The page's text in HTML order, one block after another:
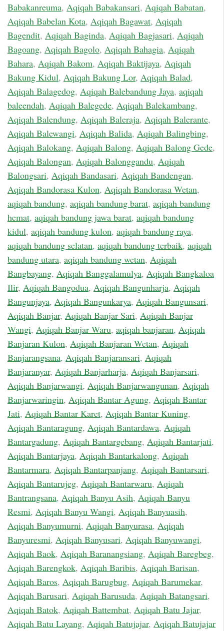
Babakanreuma, Aqiqah Babakansari, Aqiqah Babatan,
Aqiqah Babelan Kota, Aqiqah Bagawat, Aqiqah
Bagendit, Aqiqah Baginda, Aqiqah Bagjasari, Aqiqah
Bagoang, Aqiqah Bagolo, Aqiqah Bahagia, Aqiqah
Bahara, Aqiqah Bakom, Aqiqah Baktijaya, Aqiqah
Bakung Kidul, Aqiqah Bakung Lor, Aqiqah Balad,
Aqiqah Balagedog, Aqiqah Balebandung Jaya, aqiqah
baleendah, Aqiqah Balegede, Aqiqah Balekambang,
Aqiqah Balendung, Aqiqah Baleraja, Aqiqah Balerante,
Aqiqah Balewangi, Aqiqah Balida, Aqiqah Balingbing,
Aqiqah Balokang, Aqiqah Balong, Aqiqah Balong Gede,
Aqiqah Balongan, Aqiqah Balonggandu, Aqiqah
Balongsari, Aqiqah Bandasari, Aqiqah Bandengan,
Aqiqah Bandorasa Kulon, Aqiqah Bandorasa Wetan,
aqiqah bandung, aqiqah bandung barat, aqiqah bandung
hemat, aqiqah bandung jawa barat, aqiqah bandung
kidul, aqiqah bandung kulon, aqiqah bandung raya,
aqiqah bandung selatan, aqiqah bandung terbaik, aqiqah
bandung utara, aqiqah bandung wetan, Aqiqah
Bangbayang, Aqiqah Banggalamulya, Aqiqah Bangkaloa
Ilir, Aqiqah Bangodua, Aqiqah Bangunharja, Aqiqah
Bangunjaya, Aqiqah Bangunkarya, Aqiqah Bangunsari,
Aqiqah Banjar, Aqiqah Banjar Sari, Aqiqah Banjar
Wangi, Aqiqah Banjar Waru, aqiqah banjaran, Aqiqah
Banjaran Kulon, Aqiqah Banjaran Wetan, Aqiqah
Banjarangsana, Aqiqah Banjaransari, Aqiqah
Banjaranyar, Aqiqah Banjarharja, Aqiqah Banjarsari,
Aqiqah Banjarwangi, Aqiqah Banjarwangunan, Aqiqah
Banjarwaringin, Aqiqah Bantar Agung, Aqiqah Bantar
Jati, Aqiqah Bantar Karet, Aqiqah Bantar Kuning,
Aqiqah Bantaragung, Aqiqah Bantardawa, Aqiqah
Bantargadung, Aqiqah Bantargebang, Aqiqah Bantarjati,
Aqiqah Bantarjaya, Aqiqah Bantarkalong, Aqiqah
Bantarmara, Aqiqah Bantarpanjang, Aqiqah Bantarsari,
Aqiqah Bantarujeg, Aqiqah Bantarwaru, Aqiqah
Bantrangsana, Aqiqah Banyu Asih, Aqiqah Banyu
Resmi, Aqiqah Banyu Wangi, Aqiqah Banyuasih,
Aqiqah Banyumurni, Aqiqah Banyurasa, Aqiqah
Banyuresmi, Aqiqah Banyusari, Aqiqah Banyuwangi,
Aqiqah Baok, Aqiqah Baranangsiang, Aqiqah Baregbeg,
Aqiqah Barengkok, Aqiqah Baribis, Aqiqah Barisan,
Aqiqah Baros, Aqiqah Barugbug, Aqiqah Barumekar,
Aqiqah Barusari, Aqiqah Barusuda, Aqiqah Batangsari,
Aqiqah Batok, Aqiqah Battembat, Aqiqah Batu Jajar,
Aqiqah Batu Layang, Aqiqah Batujajar, Aqiqah Batujajar